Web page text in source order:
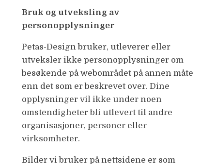
Bruk og utveksling av
personopplysninger
Petas-Design bruker, utleverer eller
utveksler ikke personopplysninger om
besøkende på webområdet på annen måte
enn det som er beskrevet over. Dine
opplysninger vil ikke under noen
omstendigheter bli utlevert til andre
organisasjoner, personer eller
virksomheter.
Bilder vi bruker på nettsidene er som